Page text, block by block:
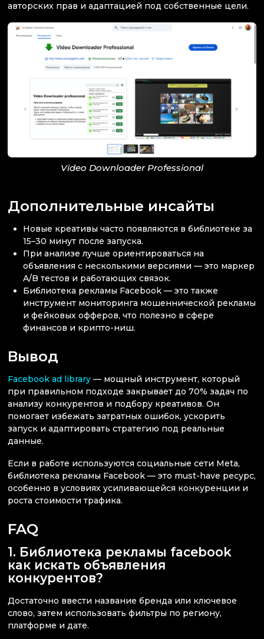
авторских прав и адаптацией под собственные цели.
Video Downloader Professional
Дополнительные инсайты
Новые креативы часто появляются в библиотеке за
15–30 минут после запуска.
При анализе лучше ориентироваться на
объявления с несколькими версиями — это маркер
A/B тестов и работающих связок.
Библиотека рекламы Facebook — это также
инструмент мониторинга мошеннической рекламы
и фейковых офферов, что полезно в сфере
финансов и крипто-ниш.
Вывод
Facebook ad library — мощный инструмент, который
при правильном подходе закрывает до 70% задач по
анализу конкурентов и подбору креативов. Он
помогает избежать затратных ошибок, ускорить
запуск и адаптировать стратегию под реальные
данные.
Если в работе используются социальные сети Meta,
библиотека рекламы Facebook — это must-have ресурс,
особенно в условиях усиливающейся конкуренции и
роста стоимости трафика.
FAQ
1. Библиотека рекламы facebook
как искать объявления
конкурентов?
Достаточно ввести название бренда или ключевое
слово, затем использовать фильтры по региону,
платформе и дате.